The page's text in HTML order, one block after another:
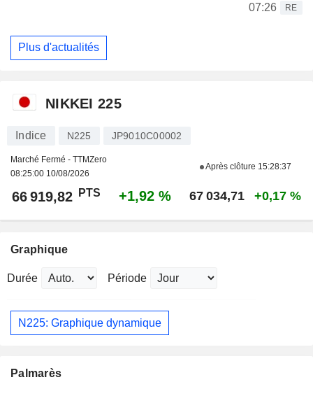
07:26
RE
Plus d'actualités
NIKKEI 225
Indice N225 JP9010C00002
Marché Fermé - TTMZero
08:25:00 10/08/2026
Après clôture 15:28:37
66 919,82 PTS +1,92 % 67 034,71 +0,17 %
Graphique
Durée Période
N225: Graphique dynamique
Palmarès